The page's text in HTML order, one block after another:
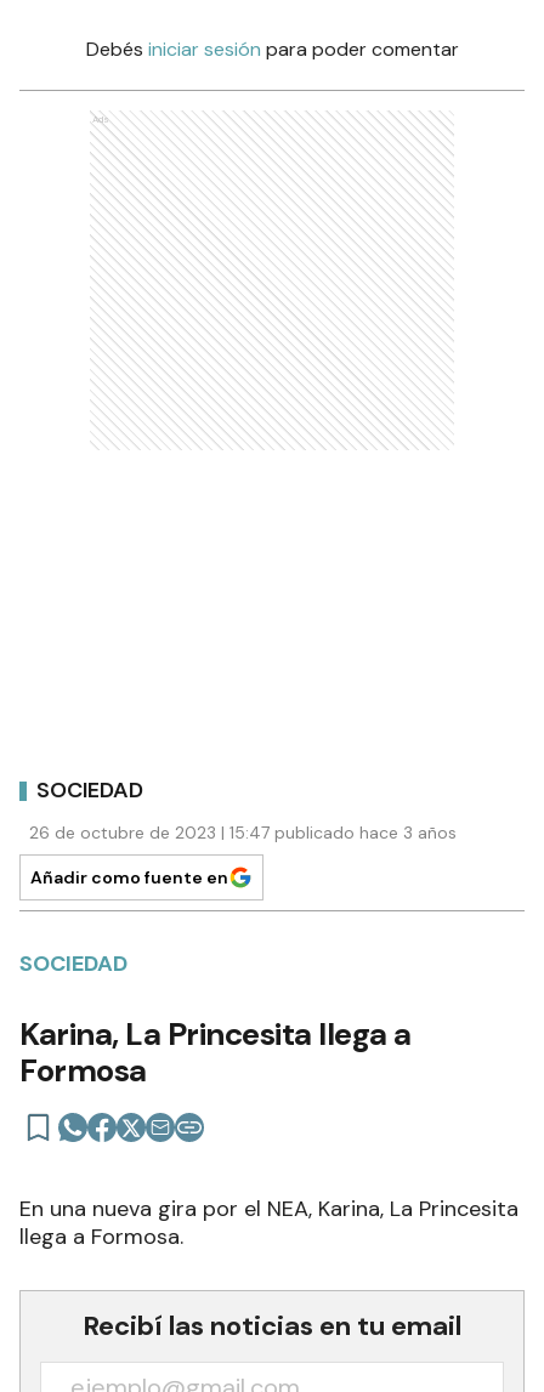
Debés iniciar sesión para poder comentar
Ads
SOCIEDAD
26 de octubre de 2023 | 15:47 publicado hace 3 años
Añadir como fuente en
SOCIEDAD
Karina, La Princesita llega a
Formosa
En una nueva gira por el NEA, Karina, La Princesita
llega a Formosa.
Recibí las noticias en tu email